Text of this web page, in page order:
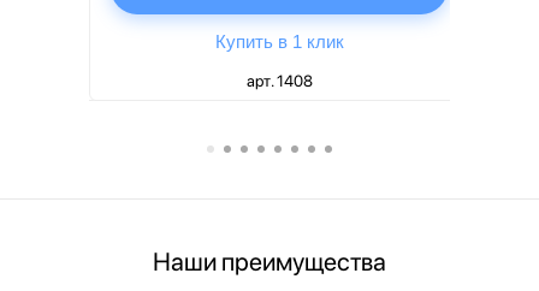
Купить в 1 клик
арт. 1408
Наши преимущества